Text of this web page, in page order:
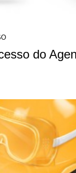
do